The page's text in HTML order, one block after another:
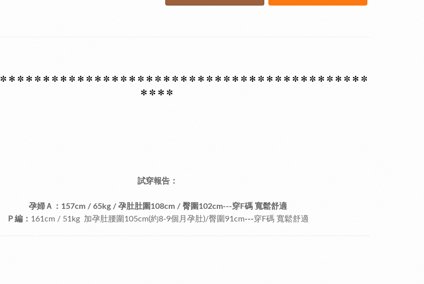
✼ ✻ ✼ ✻ ✼ ✻ ✼ ✻ ✼ ✻ ✼ ✻ ✼ ✻ ✼ ✻ ✼ ✻ ✼ ✻ ✼ ✻ ✼ ✻ ✼ ✻ ✼ ✻ ✼ ✻ ✼ ✻ ✼ ✻ ✼ ✻ ✼ ✻ ✼ ✻ ✼ ✻ ✼
✻ ✼ ✻ ✼
試穿報告：
孕婦Ａ： 157cm /65kg/ 孕肚肚圍108cm / 臀圍102cm---穿F碼 寬鬆舒適
Ｐ編： 161cm / 51kg 加孕肚腰圍105cm(約8-9個月孕肚)/臀圍91cm---穿F碼 寬鬆舒適